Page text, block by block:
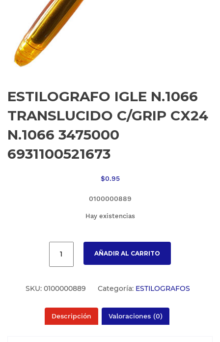
ESTILOGRAFO IGLE N.1066
TRANSLUCIDO C/GRIP CX24
N.1066 3475000
6931100521673
$0.95
0100000889
Hay existencias
AÑADIR AL CARRITO
SKU: 0100000889 Categoría: ESTILOGRAFOS
Descripción Valoraciones (0)